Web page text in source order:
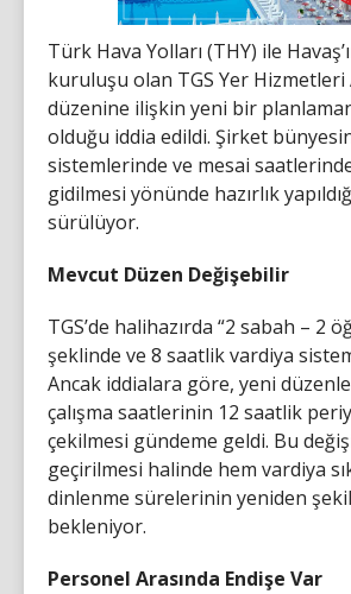
Türk Hava Yolları (THY) ile
kuruluşu olan TGS Yer Hizmetleri
düzenine ilişkin yeni bir
olduğu iddia edildi. Şirket
sistemlerinde ve mesai
gidilmesi yönünde hazırlık
sürülüyor.
Mevcut Düzen Değişebilir
TGS’de halihazırda “2 sabah – 2
şeklinde ve 8 saatlik vardiya
Ancak iddialara göre, yeni
çalışma saatlerinin 12 saatlik
çekilmesi gündeme geldi. Bu
geçirilmesi halinde hem vardiya
dinlenme sürelerinin yeniden
bekleniyor.
Personel Arasında Endişe Var